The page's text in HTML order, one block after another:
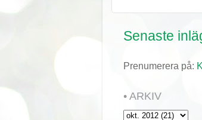
Senaste
Prenumerera på:
• ARKIV